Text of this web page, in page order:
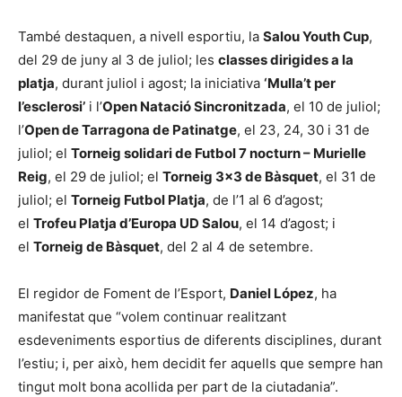
També destaquen, a nivell esportiu, la Salou Youth Cup,
del 29 de juny al 3 de juliol; les classes dirigides a la
platja, durant juliol i agost; la iniciativa ‘Mulla’t per
l’esclerosi’ i l’Open Natació Sincronitzada, el 10 de juliol;
l’Open de Tarragona de Patinatge, el 23, 24, 30 i 31 de
juliol; el Torneig solidari de Futbol 7 nocturn – Murielle
Reig, el 29 de juliol; el Torneig 3×3 de Bàsquet, el 31 de
juliol; el Torneig Futbol Platja, de l’1 al 6 d’agost;
el Trofeu Platja d’Europa UD Salou, el 14 d’agost; i
el Torneig de Bàsquet, del 2 al 4 de setembre.
El regidor de Foment de l’Esport, Daniel López, ha
manifestat que “volem continuar realitzant
esdeveniments esportius de diferents disciplines, durant
l’estiu; i, per això, hem decidit fer aquells que sempre han
tingut molt bona acollida per part de la ciutadania”.